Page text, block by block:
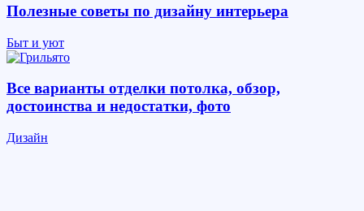
Полезные советы по дизайну интерьера
Быт и уют
Все варианты отделки потолка, обзор,
достоинства и недостатки, фото
Дизайн